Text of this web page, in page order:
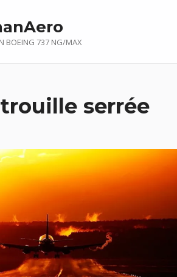
BOEING 737 NG/MAX
serrée